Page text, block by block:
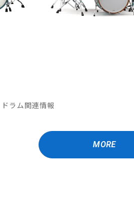
ラム関連情報
MORE